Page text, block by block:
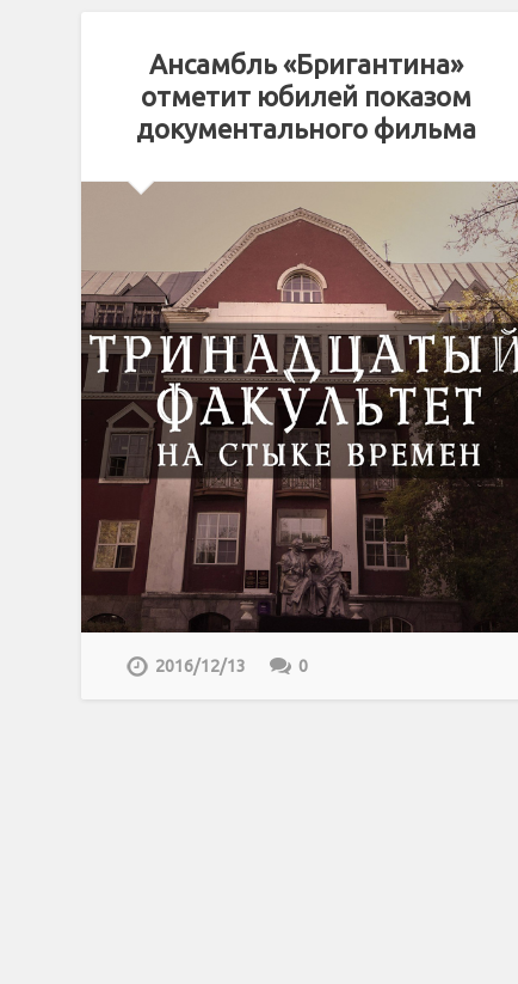
Ансамбль «Бригантина»
отметит юбилей показом
документального фильма
2016/12/13 0